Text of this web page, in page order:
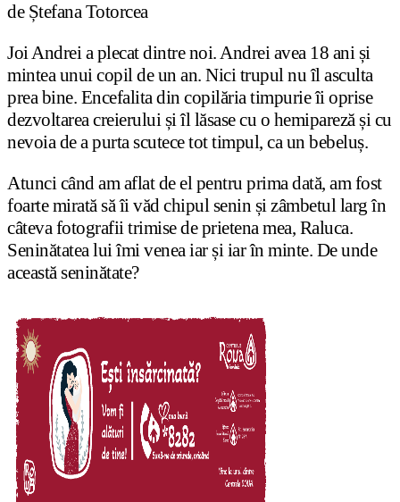
de Ștefana Totorcea
Joi Andrei a plecat dintre noi. Andrei avea 18 ani și
mintea unui copil de un an. Nici trupul nu îl asculta
prea bine. Encefalita din copilăria timpurie îi oprise
dezvoltarea creierului și îl lăsase cu o hemipareză și cu
nevoia de a purta scutece tot timpul, ca un bebeluș.
Atunci când am aflat de el pentru prima dată, am fost
foarte mirată să îi văd chipul senin și zâmbetul larg în
câteva fotografii trimise de prietena mea, Raluca.
Seninătatea lui îmi venea iar și iar în minte. De unde
această seninătate?